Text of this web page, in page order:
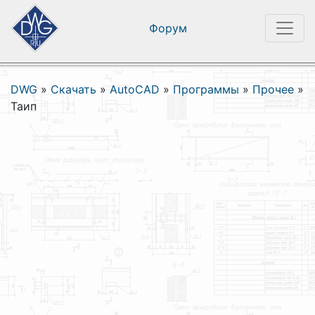
Форум
DWG » Скачать » AutoCAD » Программы » Прочее »
Таип